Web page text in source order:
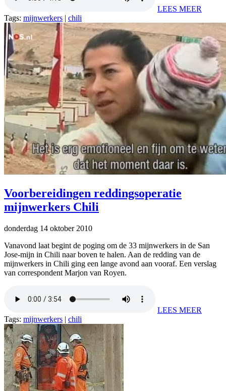
LEES MEER
Tags: mijnwerkers | chili
Voorbereidingen reddingsoperatie
mijnwerkers Chili
donderdag 14 oktober 2010
Vanavond laat begint de poging om de 33 mijnwerkers in de San
Jose-mijn in Chili naar boven te halen. Aan de redding van de
mijnwerkers in Chili ging een lange avond aan vooraf. Een verslag
van correspondent Marjon van Royen.
LEES MEER
Tags: mijnwerkers | chili